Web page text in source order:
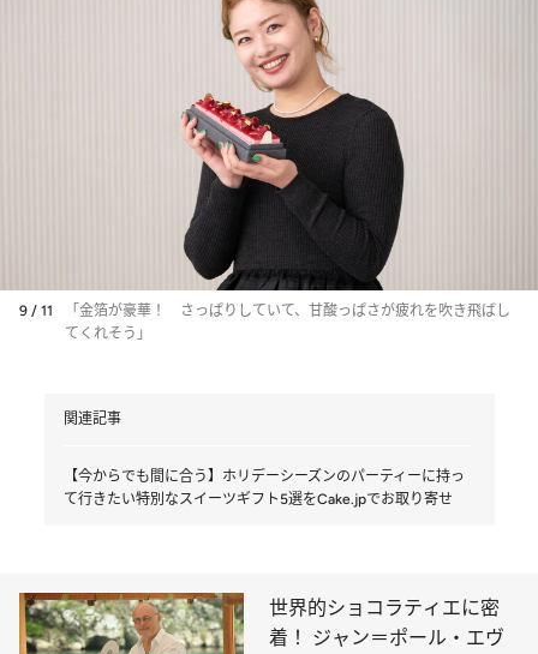
9 / 11
「金箔が豪華！ さっぱりしていて、甘酸っぱさが疲れを吹き飛ばし
てくれそう」
関連記事
【今からでも間に合う】ホリデーシーズンのパーティーに持っ
て行きたい特別なスイーツギフト5選をCake.jpでお取り寄せ
世界的ショコラティエに密
着！ ジャン＝ポール・エヴ